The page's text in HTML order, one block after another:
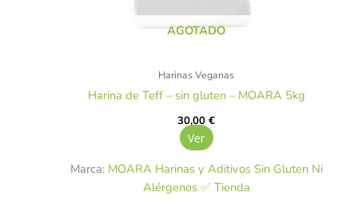
AGOTADO
Harinas Veganas
Harina de Teff – sin gluten – MOARA 5kg
30,00€
Ver
Marca: MOARA Harinas y Aditivos Sin Gluten Ni
Alérgenos ✅ Tienda